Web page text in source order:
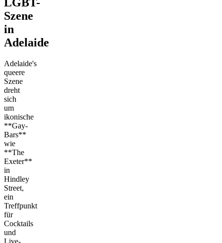
Szene
in
Adelaide
Adelaide's
queere
Szene
dreht
sich
um
ikonische
**Gay-
Bars**
wie
**The
Exeter**
in
Hindley
Street,
ein
Treffpunkt
für
Cocktails
und
Live-